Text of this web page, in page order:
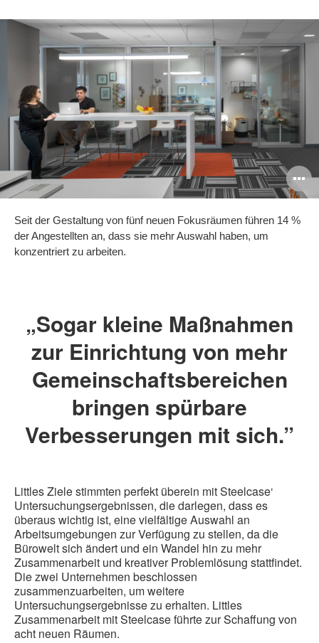
Seit der Gestaltung von fünf neuen Fokusräumen führen 14 %
der Angestellten an, dass sie mehr Auswahl haben, um
konzentriert zu arbeiten.
„Sogar kleine Maßnahmen
zur Einrichtung von mehr
Gemeinschaftsbereichen
bringen spürbare
Verbesserungen mit sich.”
Littles Ziele stimmten perfekt überein mit Steelcase‘
Untersuchungsergebnissen, die darlegen, dass es
überaus wichtig ist, eine vielfältige Auswahl an
Arbeitsumgebungen zur Verfügung zu stellen, da die
Bürowelt sich ändert und ein Wandel hin zu mehr
Zusammenarbeit und kreativer Problemlösung stattfindet.
Die zwei Unternehmen beschlossen
zusammenzuarbeiten, um weitere
Untersuchungsergebnisse zu erhalten. Littles
Zusammenarbeit mit Steelcase führte zur Schaffung von
acht neuen Räumen.